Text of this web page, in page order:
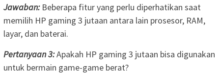
Jawaban:Beberapa fitur yang perlu diperhatikan saat
memilih HP gaming 3 jutaan antara lain prosesor, RAM,
layar, dan baterai.
Pertanyaan 3:Apakah HP gaming 3 jutaan bisa digunakan
untuk bermain game-game berat?